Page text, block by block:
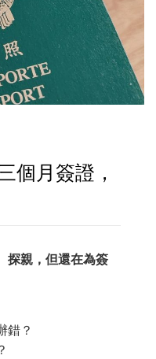
個月簽證，
探親，但還在為簽
錯？